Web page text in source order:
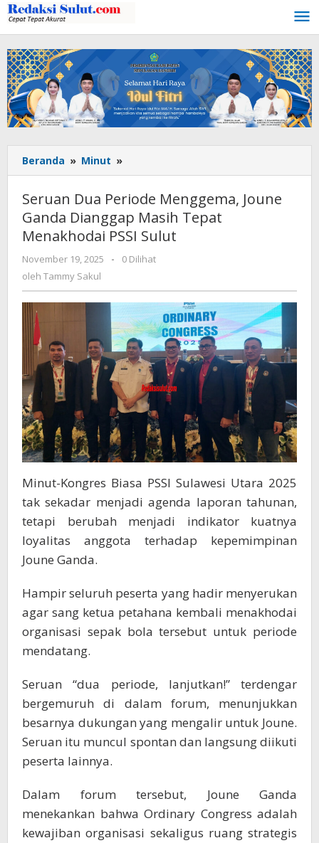
Lewati
ke
konten
Beranda » Minut »
Dua
Periode
Menggema,
Joune
Ganda
Masih
Menakhodai
Sulut
Seruan Dua Periode Menggema, Joune
Ganda Dianggap Masih Tepat
Menakhodai PSSI Sulut
November 19, 2025
oleh
-
0 Dilihat
oleh Tammy Sakul
Minut-Kongres Biasa PSSI Sulawesi Utara 2025
tak sekadar menjadi agenda laporan tahunan,
tetapi berubah menjadi indikator kuatnya
loyalitas anggota terhadap kepemimpinan
Joune Ganda.
Hampir seluruh peserta yang hadir menyerukan
agar sang ketua petahana kembali menakhodai
organisasi sepak bola tersebut untuk periode
mendatang.
Seruan “dua periode, lanjutkan!” terdengar
bergemuruh di dalam forum, menunjukkan
besarnya dukungan yang mengalir untuk Joune.
Seruan itu muncul spontan dan langsung diikuti
peserta lainnya.
Dalam forum tersebut, Joune Ganda
menekankan bahwa Ordinary Congress adalah
kewajiban organisasi sekaligus ruang strategis